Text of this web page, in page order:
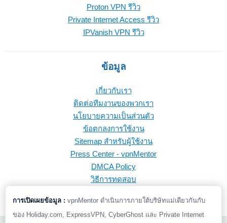
Proton VPN รีวิว
Private Internet Access รีวิว
IPVanish VPN รีวิว
ข้อมูล
เกี่ยวกับเรา
ติดต่อทีมงานของพวกเรา
นโยบายความเป็นส่วนตัว
ข้อตกลงการใช้งาน
Sitemap สำหรับผู้ใช้งาน
Press Center - vpnMentor
DMCA Policy
วิธีการทดสอบ
การเปิดเผยข้อมูล : vpnMentor ดำเนินการภายใต้บริษัทแม่เดียวกันกับ
ของ Holiday.com, ExpressVPN, CyberGhost และ Private Internet